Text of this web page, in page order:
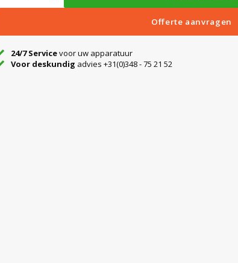
Offerte aanvragen
24/7 Servicevoor uw apparatuur
Voor deskundig advies +31(0)348 - 75 21 52